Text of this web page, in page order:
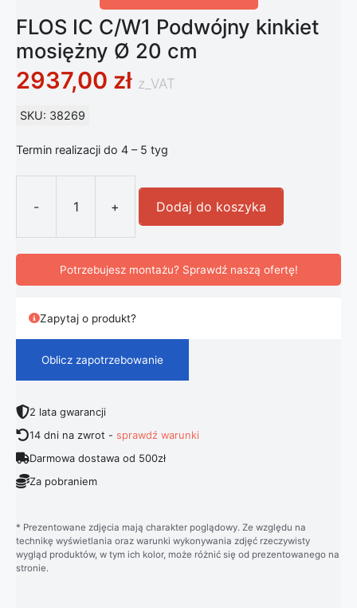
FLOS IC C/W1 Podwójny kinkiet
mosiężny Ø 20 cm
2937,00 zł z_VAT
SKU: 38269
Termin realizacji do 4 – 5 tyg
-
ilość FLOS IC C/W1 Podwójny
+ Dodaj do koszyka
Potrzebujesz montażu? Sprawdź naszą ofertę!
Zapytaj o produkt?
Oblicz zapotrzebowanie
2 lata gwarancji
14 dni na zwrot -sprawdź warunki
Darmowa dostawa od 500zł
Za pobraniem
* Prezentowane zdjęcia mają charakter poglądowy. Ze względu na
technikę wyświetlania oraz warunki wykonywania zdjęć rzeczywisty
wygląd produktów, w tym ich kolor, może różnić się od prezentowanego na
stronie.